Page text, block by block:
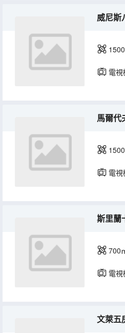
威尼斯
電視
馬爾代
電視
斯里蘭
700
電視
文萊五